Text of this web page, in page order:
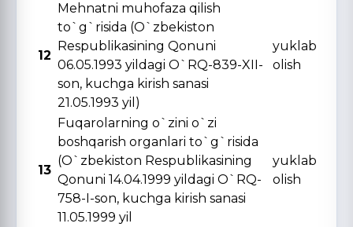
12
Mehnatni muhofaza qilish
to`g`risida (O`zbekiston
Respublikasining Qonuni
06.05.1993 yildagi O`RQ-839-XII-
son, kuchga kirish sanasi
21.05.1993 yil)
yuklab
olish
13
Fuqarolarning o`zini o`zi
boshqarish organlari to`g`risida
(O`zbekiston Respublikasining
Qonuni 14.04.1999 yildagi O`RQ-
758-I-son, kuchga kirish sanasi
11.05.1999 yil
yuklab
olish